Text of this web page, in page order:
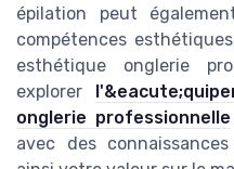
épilation peut
compétences
esthétique onglerie
explorer
onglerie professionnelle
avec des